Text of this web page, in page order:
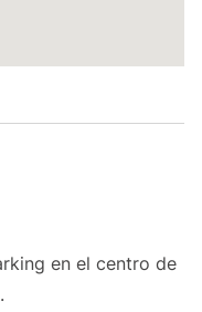
en el centro de